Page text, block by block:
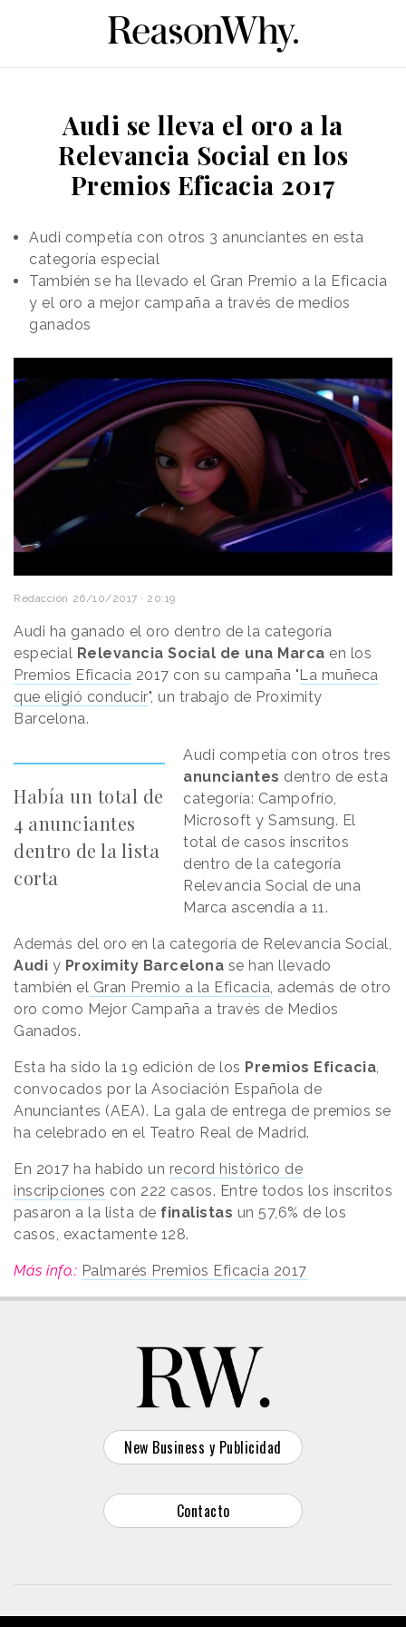
Audi se lleva el oro a la
Relevancia Social en los
Premios Eficacia 2017
Audi competía con otros 3 anunciantes en esta
categoría especial
También se ha llevado el Gran Premio a la Eficacia
y el oro a mejor campaña a través de medios
ganados
Redacción 26/10/2017 · 20:19
Audi ha ganado el oro dentro de la categoría
especial Relevancia Social de una Marca en los
Premios Eficacia 2017 con su campaña " La muñeca
que eligió conducir", un trabajo de Proximity
Barcelona.
Había un total de
4 anunciantes
dentro de la lista
corta
Audi competía con otros tres
anunciantes dentro de esta
categoría: Campofrío,
Microsoft y Samsung. El
total de casos inscritos
dentro de la categoría
Relevancia Social de una
Marca ascendía a 11.
Además del oro en la categoría de Relevancia Social,
Audi y Proximity Barcelona se han llevado
también el Gran Premio a la Eficacia, además de otro
oro como Mejor Campaña a través de Medios
Ganados.
Esta ha sido la 19 edición de los Premios Eficacia,
convocados por la Asociación Española de
Anunciantes (AEA). La gala de entrega de premios se
ha celebrado en el Teatro Real de Madrid.
En 2017 ha habido un record histórico de
inscripciones con 222 casos. Entre todos los inscritos
pasaron a la lista de finalistas un 57,6% de los
casos, exactamente 128.
Más info.: Palmarés Premios Eficacia 2017
New Business y Publicidad
Contacto